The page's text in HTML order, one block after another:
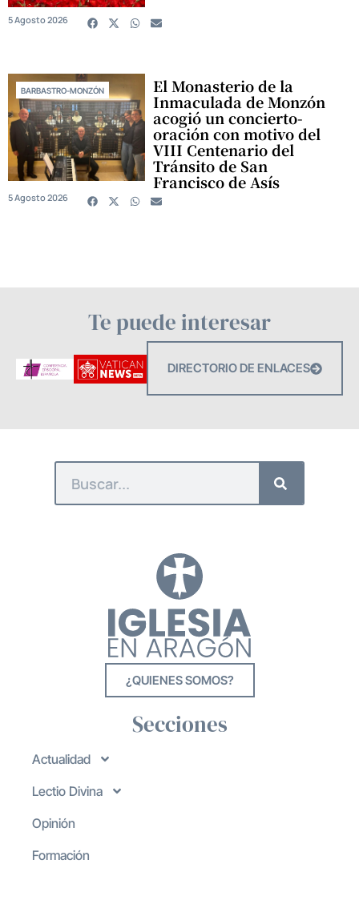
5 Agosto 2026
BARBASTRO-MONZÓN El Monasterio de la
Inmaculada de Monzón
acogió un concierto-
oración con motivo del
VIII Centenario del
Tránsito de San
Francisco de Asís
5 Agosto 2026
Te puede interesar
DIRECTORIO DE ENLACES
¿QUIENES SOMOS?
Secciones
Actualidad
Lectio Divina
Opinión
Formación